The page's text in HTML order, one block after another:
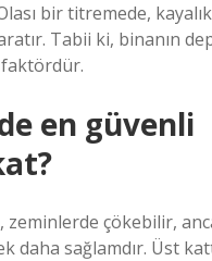
bir titremede,
Tabii ki, binanın
en güvenli
zeminlerde çökebilir,
daha sağlamdır. Üst